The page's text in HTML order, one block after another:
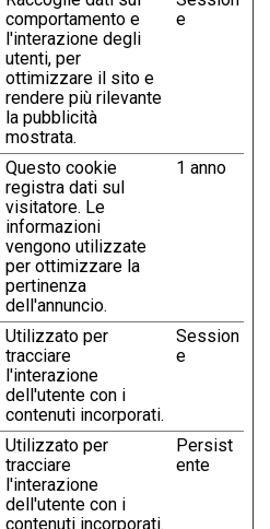
comportamento e
l'interazione degli
utenti, per
ottimizzare il sito e
rendere più rilevante
la pubblicità
mostrata.
e
Questo cookie
registra dati sul
visitatore. Le
informazioni
vengono utilizzate
per ottimizzare la
pertinenza
dell'annuncio.
1 anno
Utilizzato per
tracciare
l'interazione
dell'utente con i
contenuti incorporati.
Session
e
Utilizzato per
tracciare
l'interazione
dell'utente con i
contenuti incorporati.
Persist
ente